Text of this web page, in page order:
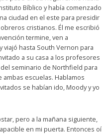
Bíblico y había comenzado
ciudad en el este para presidir
cristianos. Él me escribió
termine, ven a
viajó hasta South Vernon para
a su casa a los profesores
seminario de Northfield para
escuelas. Hablamos
se habían ido, Moody y yo
pero a la mañana siguiente,
en mi puerta. Entonces oí